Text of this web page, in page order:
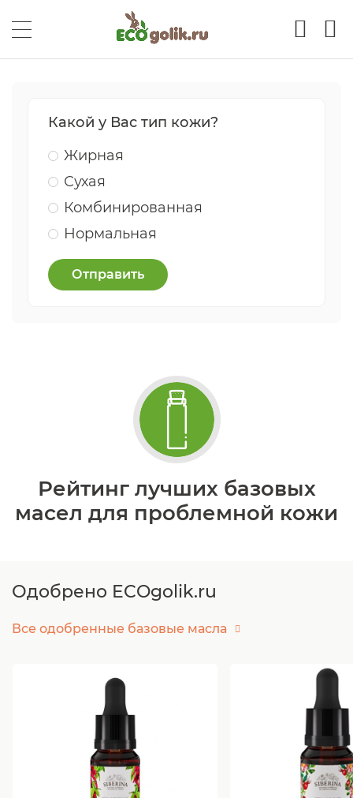
Какой у Вас тип кожи?
Жирная
Сухая
Комбинированная
Нормальная
Отправить
Рейтинг лучших базовых
масел для проблемной кожи
Одобрено ECOgolik.ru
Все одобренные базовые масла